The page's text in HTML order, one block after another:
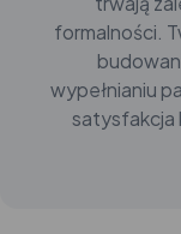
formalności.
wypełnianiu
satysfakcja